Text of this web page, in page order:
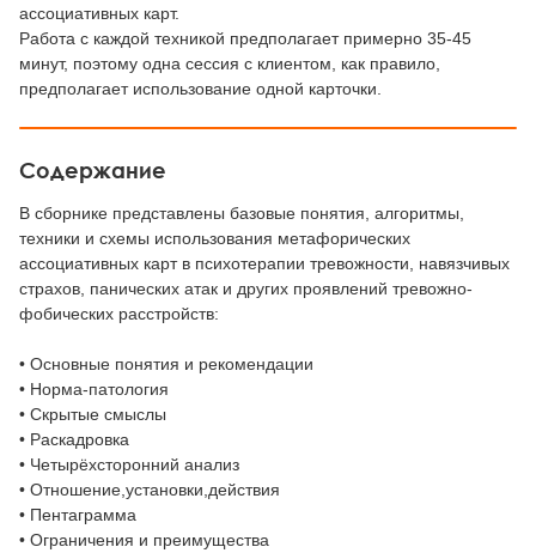
ассоциативных карт.
Работа с каждой техникой предполагает примерно 35-45
минут, поэтому одна сессия с клиентом, как правило,
предполагает использование одной карточки.
Содержание
В сборнике представлены базовые понятия, алгоритмы,
техники и схемы использования метафорических
ассоциативных карт в психотерапии тревожности, навязчивых
страхов, панических атак и других проявлений тревожно-
фобических расстройств:
• Основные понятия и рекомендации
• Норма-патология
• Скрытые смыслы
• Раскадровка
• Четырёхсторонний анализ
• Отношение,установки,действия
• Пентаграмма
• Ограничения и преимущества